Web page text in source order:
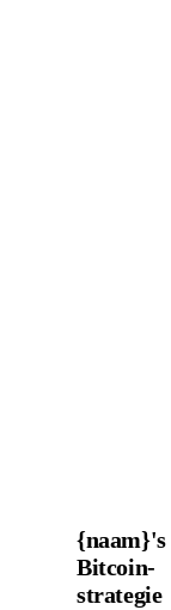
{naam}'s
Bitcoin-
strategie